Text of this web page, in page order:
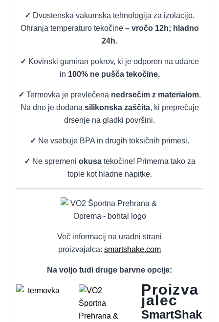
✓ Dvostenska vakumska tehnologija za izolacijo.
Ohranja temperaturo tekočine– vročo 12h; hladno
24h.
✓ Kovinski gumiran pokrov, ki je odporen na udarce
in 100% ne pušča tekočine.
✓ Termovka je prevlečena nedrsečim z materialom.
Na dno je dodana silikonska zaščita, ki preprečuje
drsenje na gladki površini.
✓ Ne vsebuje BPA in drugih toksičnih primesi.
✓ Ne spremeni okusatekočine! Primerna tako za
tople kot hladne napitke.
Več informacij na uradni strani
proizvajalca: smartshake.com
Na voljo tudi druge barvne opcije:
Proizva
jalec
SmartShak